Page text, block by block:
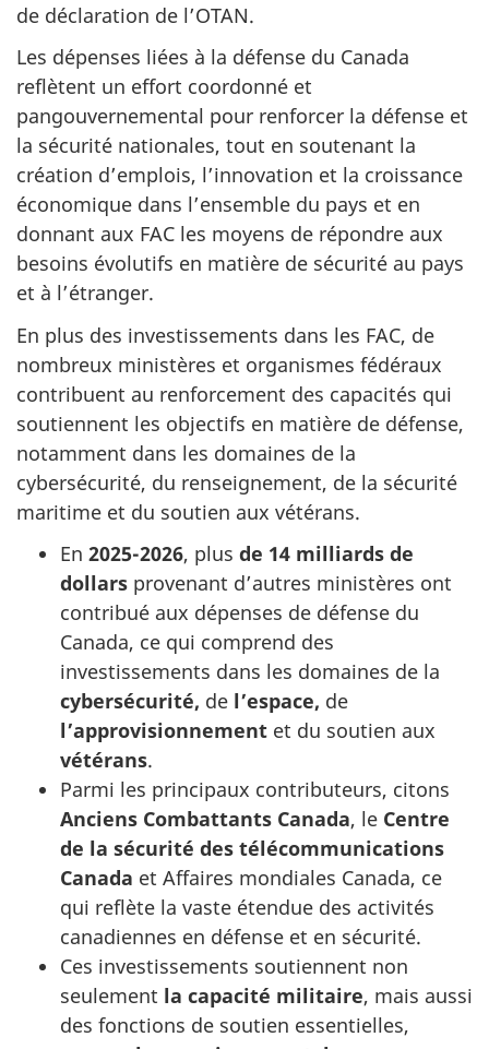
de déclaration de l’OTAN.
Les dépenses liées à la défense du Canada
reflètent un effort coordonné et
pangouvernemental pour renforcer la défense et
la sécurité nationales, tout en soutenant la
création d’emplois, l’innovation et la croissance
économique dans l’ensemble du pays et en
donnant aux FAC les moyens de répondre aux
besoins évolutifs en matière de sécurité au pays
et à l’étranger.
En plus des investissements dans les FAC, de
nombreux ministères et organismes fédéraux
contribuent au renforcement des capacités qui
soutiennent les objectifs en matière de défense,
notamment dans les domaines de la
cybersécurité, du renseignement, de la sécurité
maritime et du soutien aux vétérans.
En 2025-2026, plus de 14 milliards de
dollars provenant d’autres ministères ont
contribué aux dépenses de défense du
Canada, ce qui comprend des
investissements dans les domaines de la
cybersécurité, de l’espace, de
l’approvisionnement et du soutien aux
vétérans.
Parmi les principaux contributeurs, citons
Anciens Combattants Canada, le Centre
de la sécurité des télécommunications
Canada et Affaires mondiales Canada, ce
qui reflète la vaste étendue des activités
canadiennes en défense et en sécurité.
Ces investissements soutiennent non
seulement la capacité militaire, mais aussi
des fonctions de soutien essentielles,